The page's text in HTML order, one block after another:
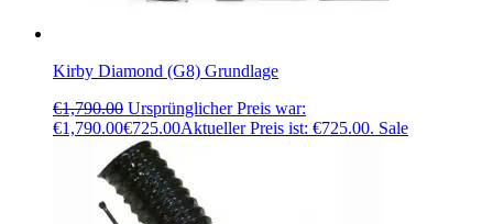
Kirby Diamond (G8) Grundlage
€1,790.00 Ursprünglicher Preis war:
€1,790.00€725.00Aktueller Preis ist: €725.00. Sale